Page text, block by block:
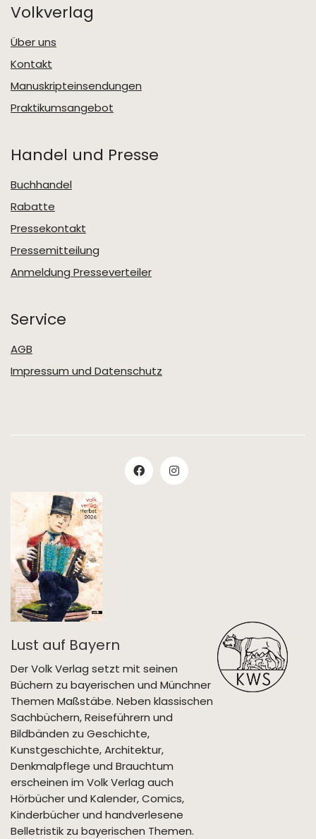
Volkverlag
Über uns
Kontakt
Manuskripteinsendungen
Praktikumsangebot
Handel und Presse
Buchhandel
Rabatte
Pressekontakt
Pressemitteilung
Anmeldung Presseverteiler
Service
AGB
Impressum und Datenschutz
Lust auf Bayern
Der Volk Verlag setzt mit seinen
Büchern zu bayerischen und Münchner
Themen Maßstäbe. Neben klassischen
Sachbüchern, Reiseführern und
Bildbänden zu Geschichte,
Kunstgeschichte, Architektur,
Denkmalpflege und Brauchtum
erscheinen im Volk Verlag auch
Hörbücher und Kalender, Comics,
Kinderbücher und handverlesene
Belletristik zu bayerischen Themen.